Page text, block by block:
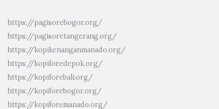
https://pagisorebogor.org/
https://pagisoretangerang.org/
https://kopikenanganmanado.org/
https://kopiforedepok.org/
https://kopiforebali.org/
https://kopiforebogor.org/
https://kopiforemanado.org/